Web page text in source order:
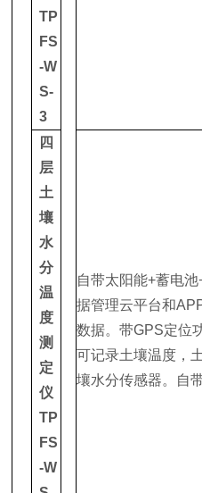
TP
FS
-W
S-
3
四
层
土
壤
水
分
温
度
测
定
仪
TP
FS
-W
自带太阳能+蓄电
据管理云平台和
数据。带GPS定位
可记录土壤温度，
壤水分传感器。自